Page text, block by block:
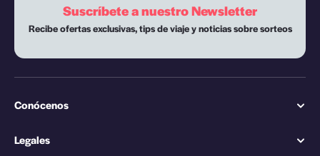
Suscríbete a nuestro Newsletter
Recibe ofertas exclusivas, tips de viaje y noticias sobre sorteos
Conócenos
Legales